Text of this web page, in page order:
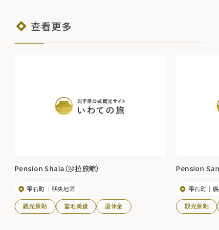
查看更多
Pension Shala（沙拉旅館）
雫石町 縣央地區
觀光景點 當地美食 退休金
Pension
雫石町
觀光景點